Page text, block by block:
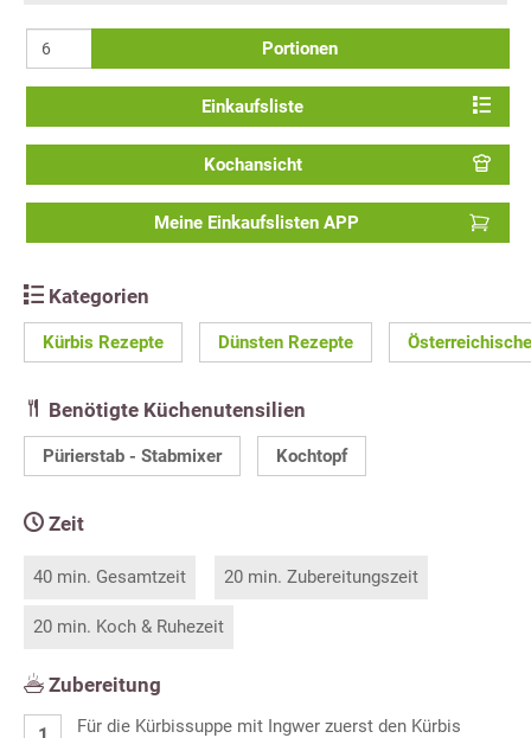
Portionen
Einkaufsliste
Kochansicht
Meine Einkaufslisten APP
Kategorien
Kürbis Rezepte Dünsten Rezepte
Benötigte Küchenutensilien
Pürierstab - Stabmixer Kochtopf
Zeit
40 min. Gesamtzeit 20 min. Zubereitungszeit
20 min. Koch & Ruhezeit
Zubereitung
Für die Kürbissuppe mit Ingwer zuerst den Kürbis